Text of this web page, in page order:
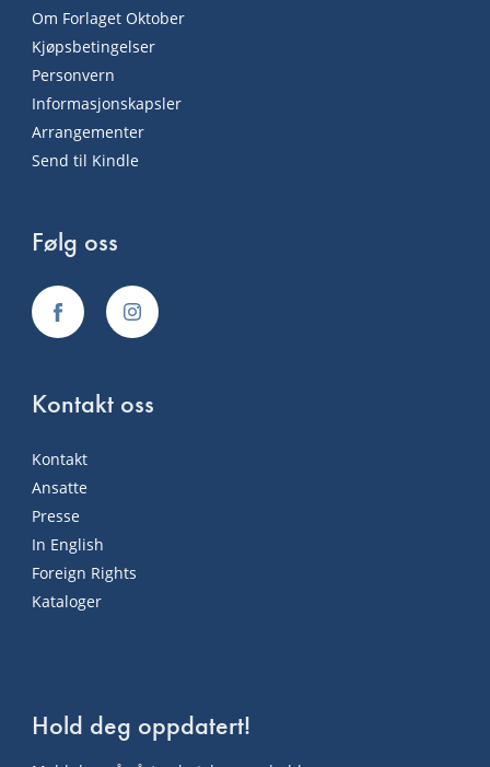
Om Forlaget Oktober
Kjøpsbetingelser
Personvern
Informasjonskapsler
Arrangementer
Send til Kindle
Følg oss
Kontakt oss
Kontakt
Ansatte
Presse
In English
Foreign Rights
Kataloger
Hold deg oppdatert!